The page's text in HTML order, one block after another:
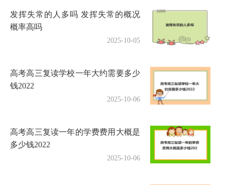
发挥失常的人多吗 发挥失常的概况
概率高吗
2025-10-05
高考高三复读学校一年大约需要多少
钱2022
2025-10-06
高考高三复读一年的学费费用大概是
多少钱2022
2025-10-06